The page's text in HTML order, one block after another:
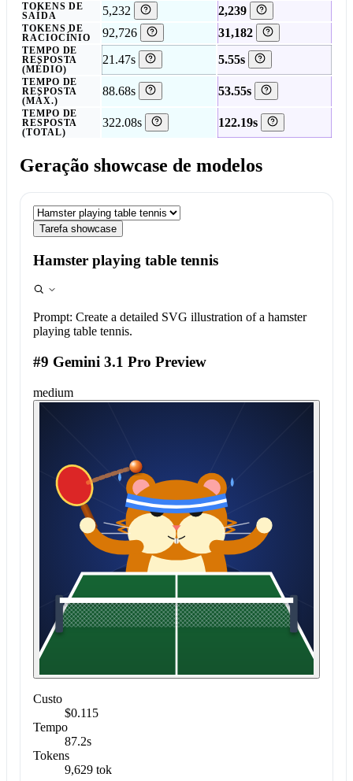
TOKENS DE
SAÍDA
5,232 2,239
TOKENS DE
RACIOCÍNIO
92,726 31,182
TEMPO DE
RESPOSTA
(MÉDIO)
21.47s 5.55s
TEMPO DE
RESPOSTA
(MÁX.)
88.68s 53.55s
TEMPO DE
RESPOSTA
(TOTAL)
322.08s 122.19s
Geração showcase de modelos
Tarefa showcase
Hamster playing table tennis
Prompt: Create a detailed SVG illustration of a hamster
playing table tennis.
#9 Gemini 3.1 Pro Preview
medium
Custo
$0.115
Tempo
87.2s
Tokens
9,629 tok